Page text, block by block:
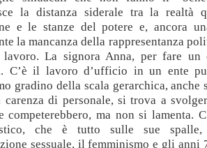
la distanza siderale tra la realtà
e le stanze del potere e, ancora
la mancanza della rappresentanza
La signora Anna, per fare un
C’è il lavoro d’ufficio in un ente
gradino della scala gerarchica, anche
carenza di personale, si trova a
competerebbero, ma non si lamenta.
che è tutto sulle sue spalle,
sessuale, il femminismo e gli anni